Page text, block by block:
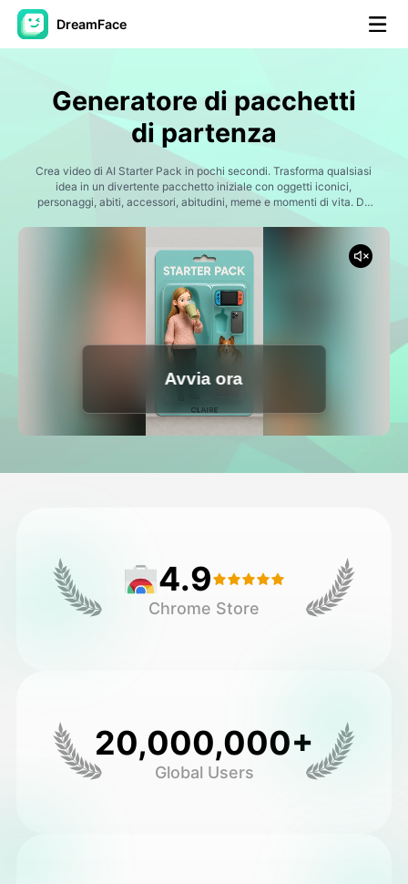
DreamFace
Video di Avatar
Video di AI
Foto ▼
Vedi tutti gli strumenti
Video di Avatar
▼
Altri strumenti
Generatore di pacchetti
di partenza
Crea video di AI Starter Pack in pochi secondi. Trasforma qualsiasi
idea in un divertente pacchetto iniziale con oggetti iconici,
personaggi, abiti, accessori, abitudini, meme e momenti di vita. Da
artificiale perfetti per TikTok, Instagram Reels, YouTube Shorts e
social media.
Avvia ora
4.9
Chrome Store
20,000,000+
Global Users